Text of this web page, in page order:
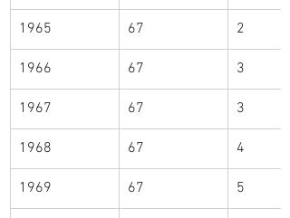
1965 67 2
1966 67 3
1967 67 3
1968 67 4
1969 67 5